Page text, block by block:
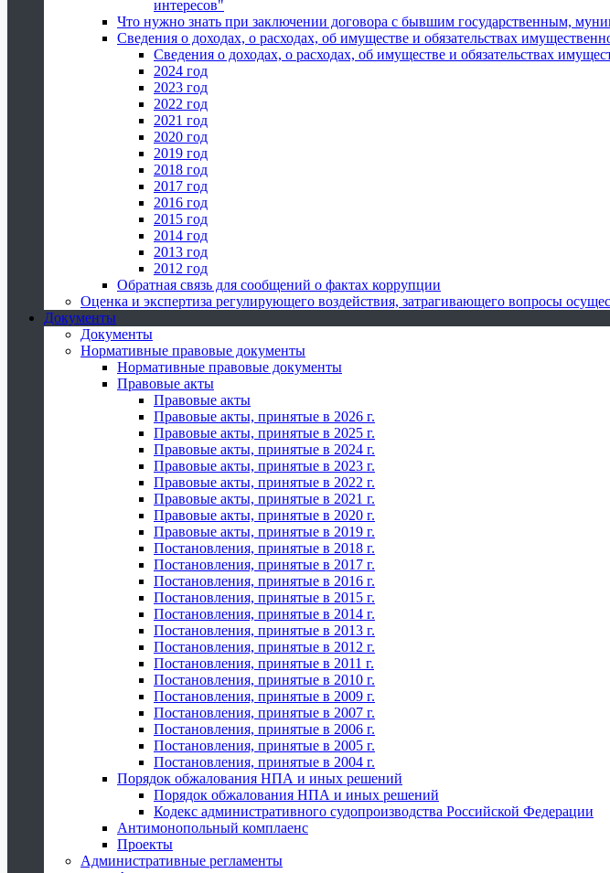
интересов"
Что нужно знать при заключении договора с бывшим государственным,
Сведения о доходах, о расходах, об имуществе и обязательствах
Сведения о доходах, о расходах, об имуществе и обязательствах
2024 год
2023 год
2022 год
2021 год
2020 год
2019 год
2018 год
2017 год
2016 год
2015 год
2014 год
2013 год
2012 год
Обратная связь для сообщений о фактах коррупции
Оценка и экспертиза регулирующего воздействия, затрагивающего вопросы
Документы
Документы
Нормативные правовые документы
Нормативные правовые документы
Правовые акты
Правовые акты
Правовые акты, принятые в 2026 г.
Правовые акты, принятые в 2025 г.
Правовые акты, принятые в 2024 г.
Правовые акты, принятые в 2023 г.
Правовые акты, принятые в 2022 г.
Правовые акты, принятые в 2021 г.
Правовые акты, принятые в 2020 г.
Правовые акты, принятые в 2019 г.
Постановления, принятые в 2018 г.
Постановления, принятые в 2017 г.
Постановления, принятые в 2016 г.
Постановления, принятые в 2015 г.
Постановления, принятые в 2014 г.
Постановления, принятые в 2013 г.
Постановления, принятые в 2012 г.
Постановления, принятые в 2011 г.
Постановления, принятые в 2010 г.
Постановления, принятые в 2009 г.
Постановления, принятые в 2007 г.
Постановления, принятые в 2006 г.
Постановления, принятые в 2005 г.
Постановления, принятые в 2004 г.
Порядок обжалования НПА и иных решений
Порядок обжалования НПА и иных решений
Кодекс административного судопроизводства Российской Федерации
Антимонопольный комплаенс
Проекты
Административные регламенты